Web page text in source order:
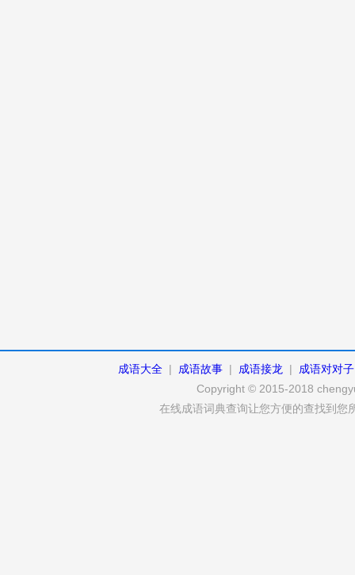
成语大全 | 成语故事 | 成语接龙 |
成语对对子
Copyright © 2015-2018
在线成语词典查询让您方便的查找到您